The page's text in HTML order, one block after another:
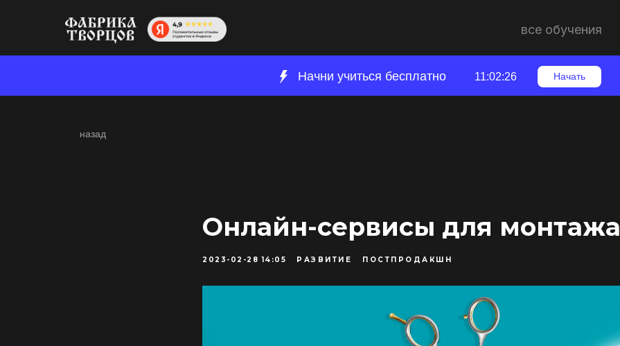
все обучения
11:02:25
Начни учиться бесплатно Начать
назад
Онлайн-сервисы для монтажа
2023-02-28 14:05 РАЗВИТИЕ ПОСТПРОДАКШН